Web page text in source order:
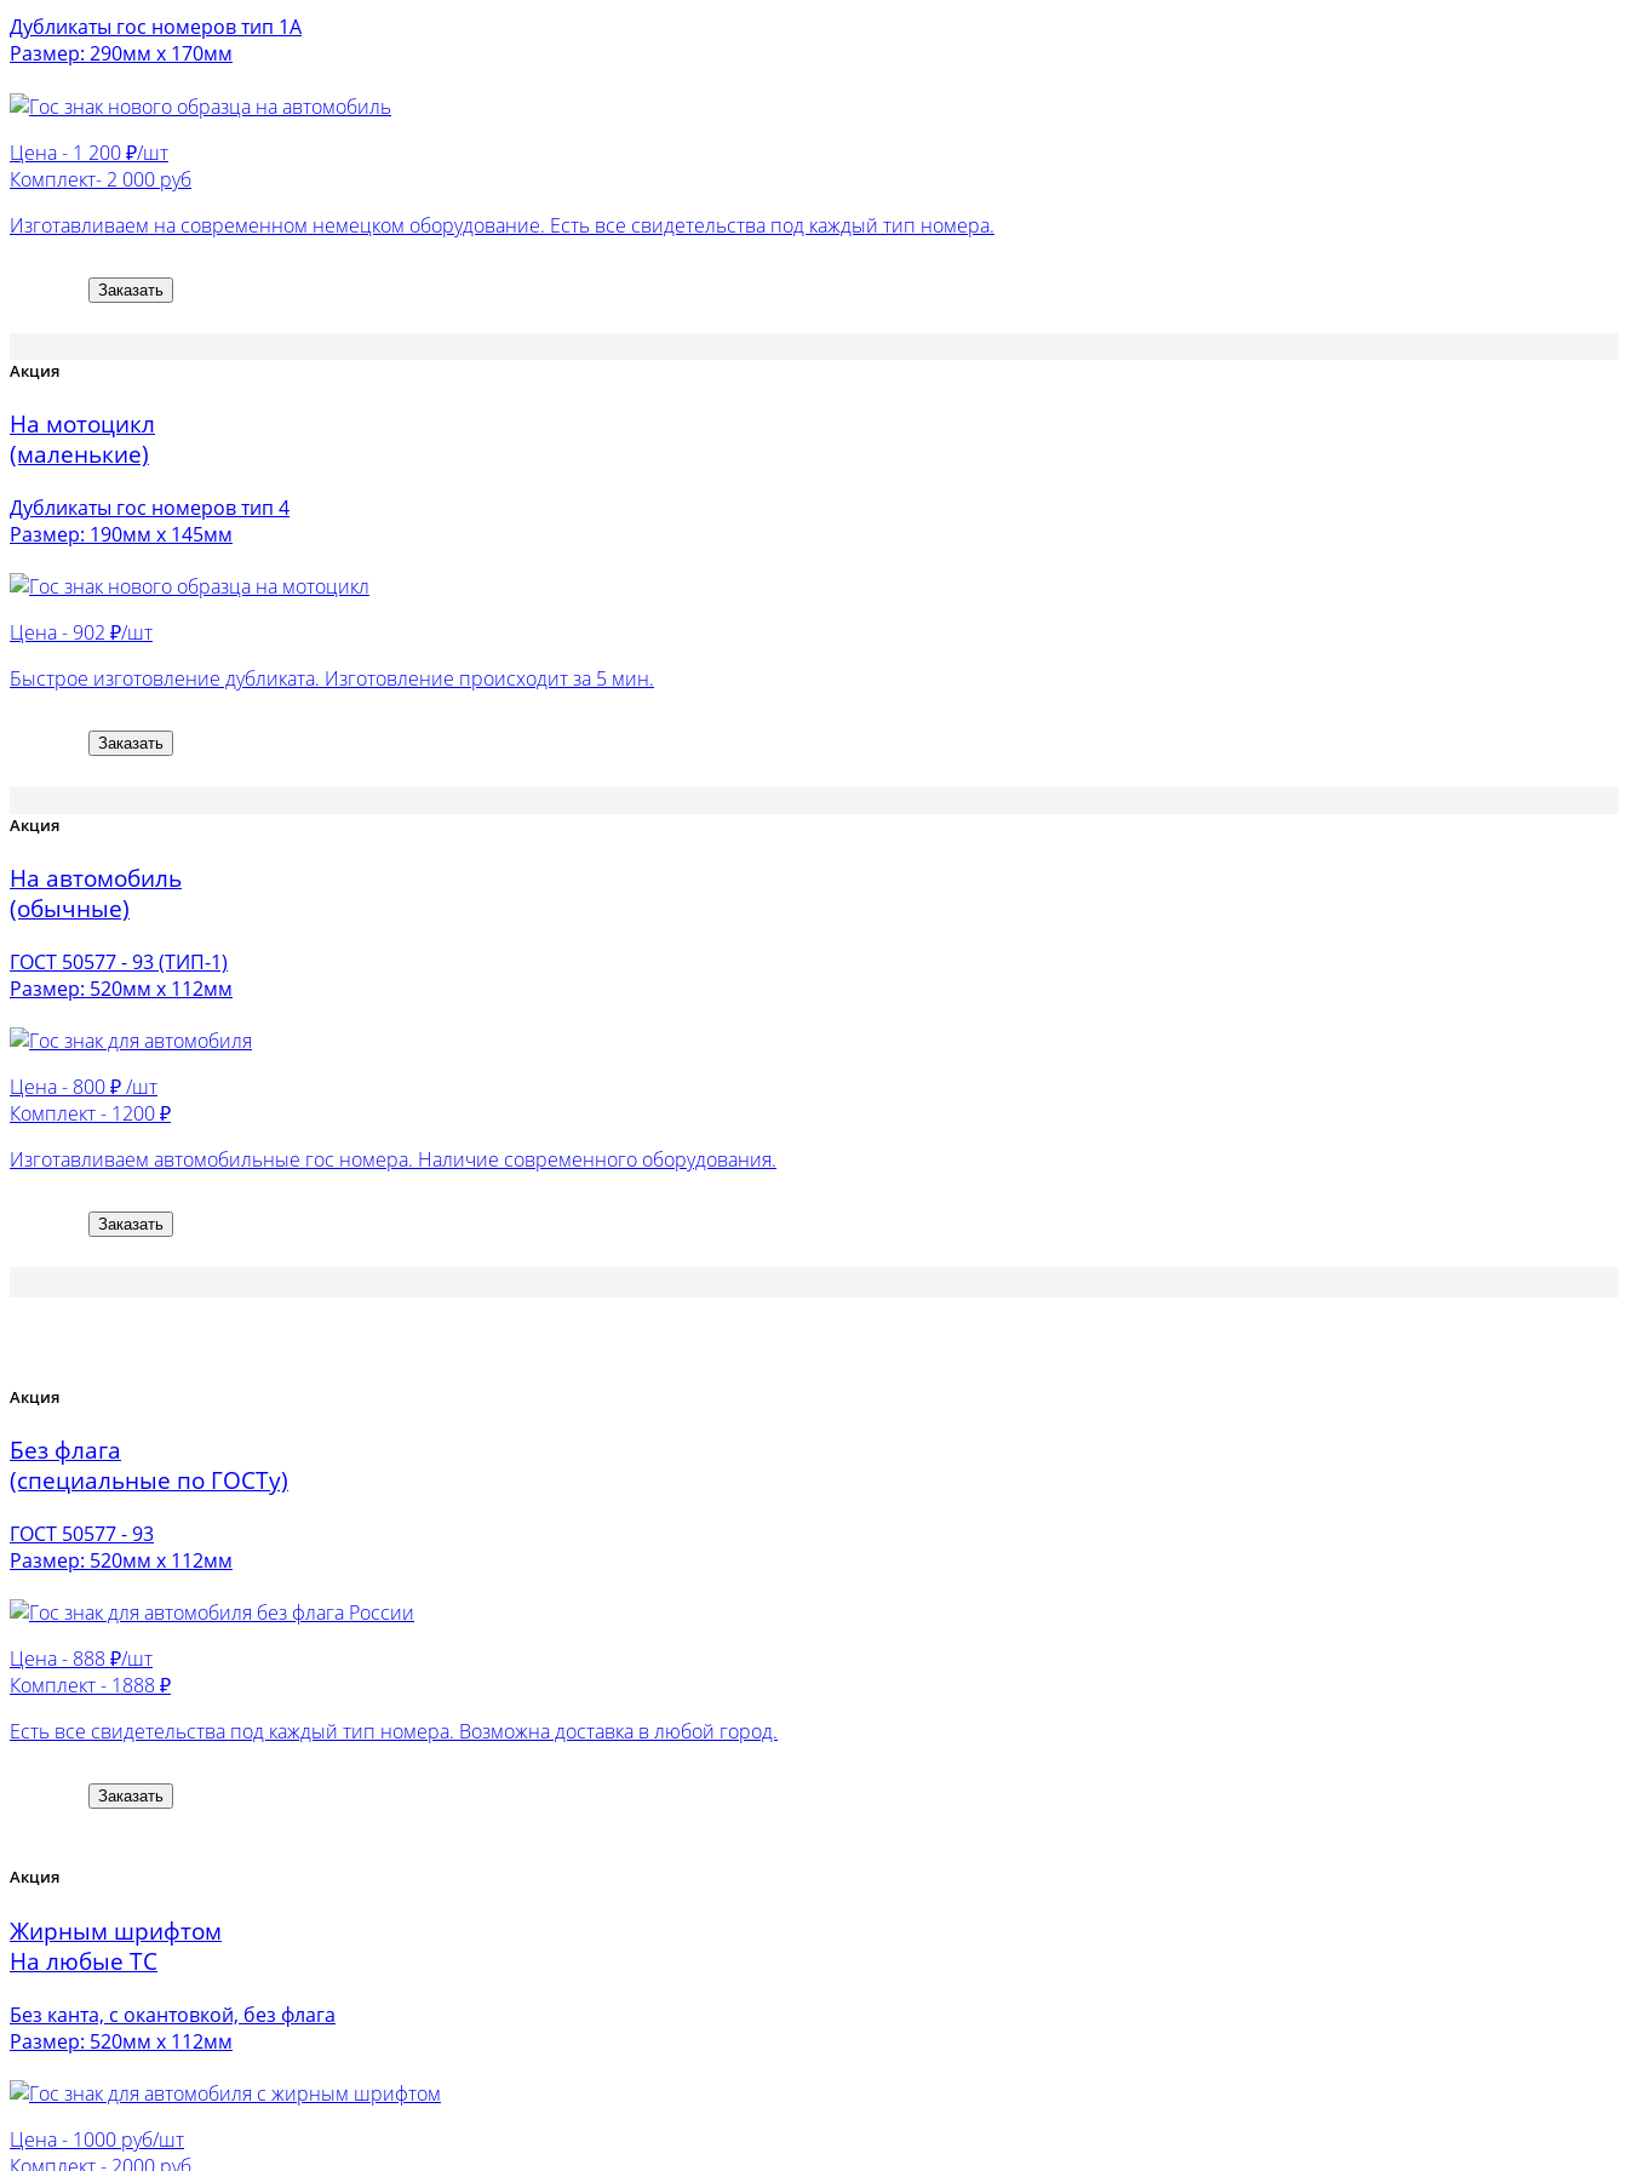
Дубликаты гос номеров тип 1А
Размер: 290мм х 170мм
Цена - 1 200 ₽/шт
Комплект- 2 000 руб
Изготавливаем на современном немецком оборудование. Есть все свидетельства под каждый тип номера.
Заказать
Акция
На мотоцикл
(маленькие)
Дубликаты гос номеров тип 4
Размер: 190мм х 145мм
Цена - 902 ₽/шт
Быстрое изготовление дубликата. Изготовление происходит за 5 мин.
Заказать
Акция
На автомобиль
(обычные)
ГОСТ 50577 - 93 (ТИП-1)
Размер: 520мм х 112мм
Цена - 800 ₽ /шт
Комплект - 1200 ₽
Изготавливаем автомобильные гос номера. Наличие современного оборудования.
Заказать
Акция
Без флага
(специальные по ГОСТу)
ГОСТ 50577 - 93
Размер: 520мм х 112мм
Цена - 888 ₽/шт
Комплект - 1888 ₽
Есть все свидетельства под каждый тип номера. Возможна доставка в любой город.
Заказать
Акция
Жирным шрифтом
На любые ТС
Без канта, с окантовкой, без флага
Размер: 520мм х 112мм
Цена - 1000 руб/шт